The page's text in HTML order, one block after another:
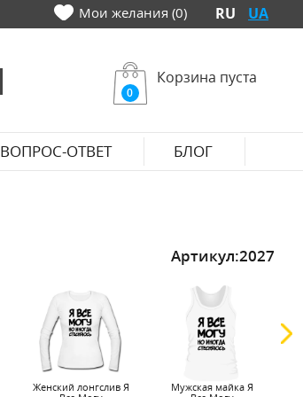
Мои желания (0) RU UA
0
Корзина пуста
ВОПРОС-ОТВЕТ БЛОГ
Артикул:2027
Женский лонгслив Я
Мужская майка Я